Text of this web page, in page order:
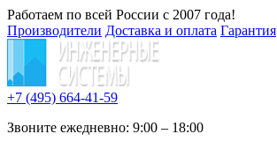
Работаем по всей России с 2007 года!
Производители Доставка и оплата Гарантия
+7 (495) 664-41-59
Звоните ежедневно: 9:00 – 18:00